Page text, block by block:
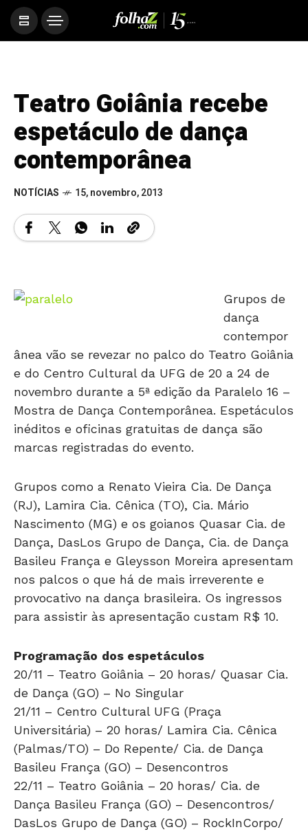
Teatro Goiânia recebe
espetáculo de dança
contemporânea
NOTÍCIAS 15, novembro, 2013
Grupos de
dança
contempor
ânea vão se revezar no palco do Teatro Goiânia
e do Centro Cultural da UFG de 20 a 24 de
novembro durante a 5ª edição da Paralelo 16 –
Mostra de Dança Contemporânea. Espetáculos
inéditos e oficinas gratuitas de dança são
marcas registradas do evento.
Grupos como a Renato Vieira Cia. De Dança
(RJ), Lamira Cia. Cênica (TO), Cia. Mário
Nascimento (MG) e os goianos Quasar Cia. de
Dança, DasLos Grupo de Dança, Cia. de Dança
Basileu França e Gleysson Moreira apresentam
nos palcos o que há de mais irreverente e
provocativo na dança brasileira. Os ingressos
para assistir às apresentação custam R$ 10.
Programação dos espetáculos
20/11 – Teatro Goiânia – 20 horas/ Quasar Cia.
de Dança (GO) – No Singular
21/11 – Centro Cultural UFG (Praça
Universitária) – 20 horas/ Lamira Cia. Cênica
(Palmas/TO) – Do Repente/ Cia. de Dança
Basileu França (GO) – Desencontros
22/11 – Teatro Goiânia – 20 horas/ Cia. de
Dança Basileu França (GO) – Desencontros/
DasLos Grupo de Dança (GO) – RockInCorpo/